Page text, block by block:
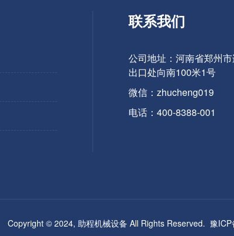
联系我们
公司地址：河南省郑州
出口处向南100米1号
微信：zhucheng019
电话：400-8388-001
Copyright © 2024, 助程机械设备 All Rights Reserved. 豫